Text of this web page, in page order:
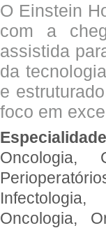
O Einstein
com a
assistida
da
e
foco em
Oncologia,
Infectologia,
Oncologia,